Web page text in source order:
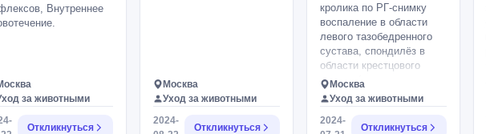
Внутреннее
за животными
Откликнуться
Москва
Уход за животными
2024-
Откликнуться
кролика по РГ-снимку
воспаление в области
левого тазобедренного
сустава, спондилёз в
области крестцового
отдела (со слов врача
защемление
седалищного отдела).
Чувствительность лап
Москва
Уход за животными
2024-
Откликнуться